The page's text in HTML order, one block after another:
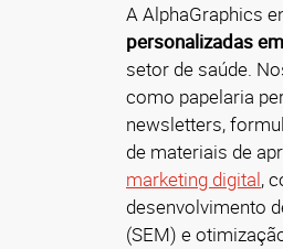
A AlphaGraphics
personalizadas
setor de saúde.
como papelaria
newsletters,
de materiais de
marketing digital,
desenvolvimento
(SEM) e